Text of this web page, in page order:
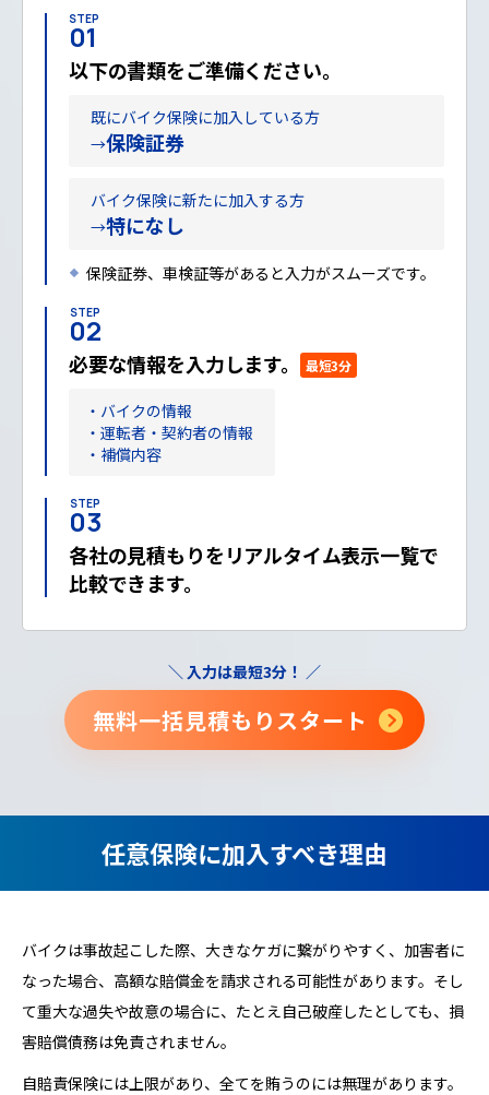
STEP
01
以下の書類をご準備ください。
既にバイク保険に加入している方
→保険証券
バイク保険に新たに加入する方
→特になし
保険証券、車検証等があると入力がスムーズです。
STEP
02
必要な情報を入力します。 最短3分
バイクの情報
運転者・契約者の情報
補償内容
STEP
03
各社の見積もりをリアルタイム表示一覧で
比較できます。
＼ 入力は最短3分！ ／
無料一括見積もりスタート
任意保険に加入すべき理由
バイクは事故起こした際、大きなケガに繋がりやすく、加害者に
なった場合、高額な賠償金を請求される可能性があります。そし
て重大な過失や故意の場合に、たとえ自己破産したとしても、損
害賠償債務は免責されません。
自賠責保険には上限があり、全てを賄うのには無理があります。